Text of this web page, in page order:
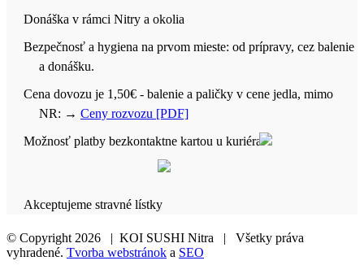
Donáška v rámci Nitry a okolia
Bezpečnosť a hygiena na prvom mieste: od prípravy, cez balenie
a donášku.
Cena dovozu je 1,50€ - balenie a paličky v cene jedla, mimo
NR: → Ceny rozvozu [PDF]
Možnosť platby bezkontaktne kartou u kuriéra
Akceptujeme stravné lístky
© Copyright 2026 | KOI SUSHI Nitra | Všetky práva
vyhradené. Tvorba webstránok a SEO